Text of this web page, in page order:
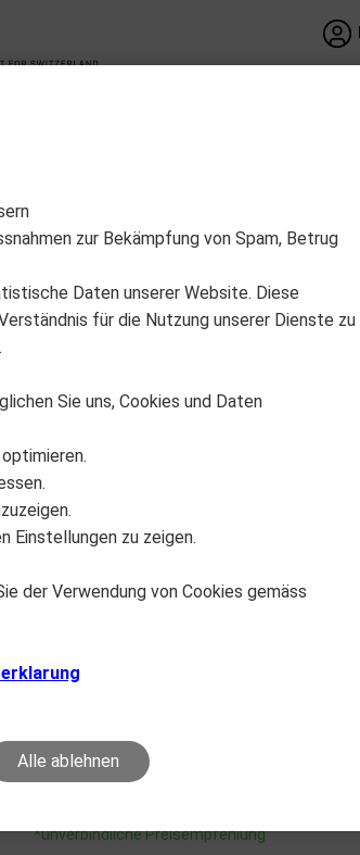
CHF
FACHHÄNDLER FINDER
*unverbindliche Preisempfehlung
zur Bekämpfung von Spam, Betrug
Daten unserer Website. Diese
für die Nutzung unserer Dienste zu
Sie uns, Cookies und Daten
Einstellungen zu zeigen.
der Verwendung von Cookies gemäss
Alle ablehnen